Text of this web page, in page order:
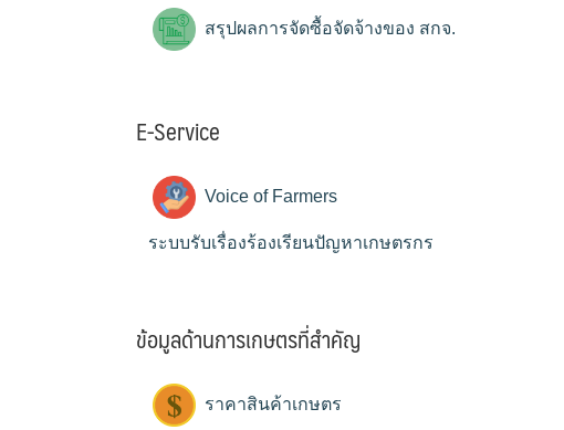
สรุปผลการจัดซื้อจัดจ้างของ สกจ.
E-Service
Voice of Farmers
ระบบรับเรื่องร้องเรียนปัญหาเกษตรกร
ข้อมูลด้านการเกษตรที่สำคัญ
ราคาสินค้าเกษตร